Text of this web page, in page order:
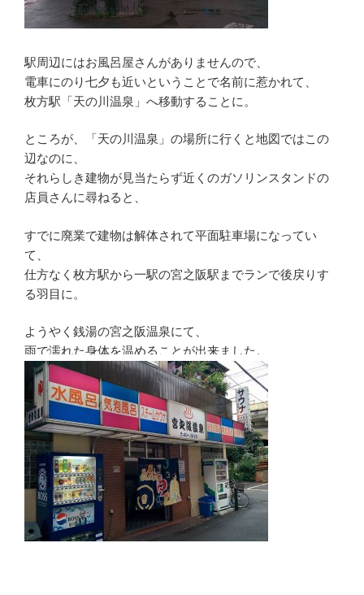
駅周辺にはお風呂屋さんがありませんので、
電車にのり七夕も近いということで名前に惹かれて、
枚方駅「天の川温泉」へ移動することに。
ところが、「天の川温泉」の場所に行くと地図ではこの
辺なのに、
それらしき建物が見当たらず近くのガソリンスタンドの
店員さんに尋ねると、
すでに廃業で建物は解体されて平面駐車場になってい
て、
仕方なく枚方駅から一駅の宮之阪駅までランで後戻りす
る羽目に。
ようやく銭湯の宮之阪温泉にて、
雨で濡れた身体を温めることが出来ました。